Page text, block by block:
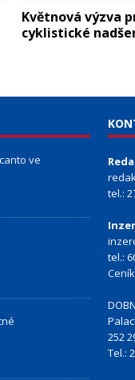
Květnová výzva
cyklistické
ve
tel.:
tel.:
252
Tel.: